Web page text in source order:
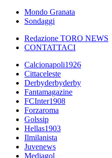
Mondo Granata
Sondaggi
Redazione TORO NEWS
CONTATTACI
Calcionapoli1926
Cittaceleste
Derbyderbyderby
Fantamagazine
FCInter1908
Forzaroma
Golssip
Hellas1903
Ilmilanista
Juvenews
Mediagol